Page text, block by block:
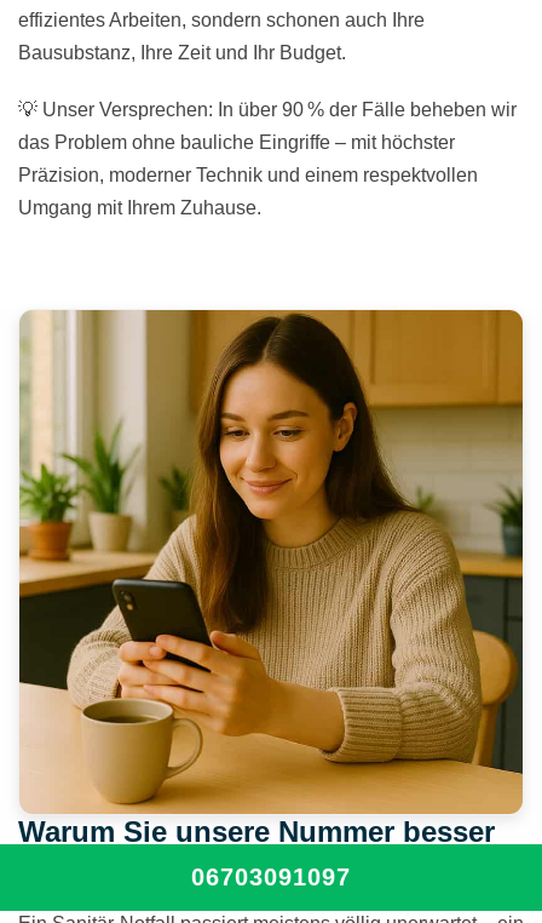
effizientes Arbeiten, sondern schonen auch Ihre
Bausubstanz, Ihre Zeit und Ihr Budget.
💡 Unser Versprechen: In über 90 % der Fälle beheben wir
das Problem ohne bauliche Eingriffe – mit höchster
Präzision, moderner Technik und einem respektvollen
Umgang mit Ihrem Zuhause.
Warum Sie unsere Nummer besser
jetzt schon abspeichern sollten
06703091097